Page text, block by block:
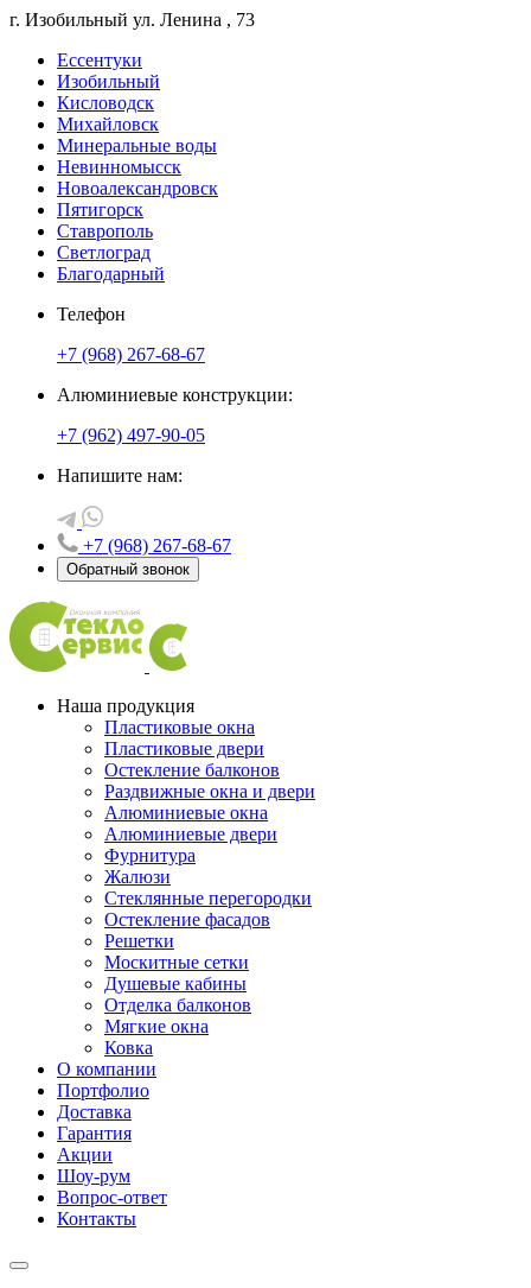
г. Изобильный ул. Ленина , 73
Ессентуки
Изобильный
Кисловодск
Михайловск
Минеральные воды
Невинномысск
Новоалександровск
Пятигорск
Ставрополь
Светлоград
Благодарный
Телефон
+7 (968) 267-68-67
Алюминиевые конструкции:
+7 (962) 497-90-05
Напишите нам:
+7 (968) 267-68-67
Обратный звонок
Наша продукция
Пластиковые окна
Пластиковые двери
Остекление балконов
Раздвижные окна и двери
Алюминиевые окна
Алюминиевые двери
Фурнитура
Жалюзи
Стеклянные перегородки
Остекление фасадов
Решетки
Москитные сетки
Душевые кабины
Отделка балконов
Мягкие окна
Ковка
О компании
Портфолио
Доставка
Гарантия
Акции
Шоу-рум
Вопрос-ответ
Контакты